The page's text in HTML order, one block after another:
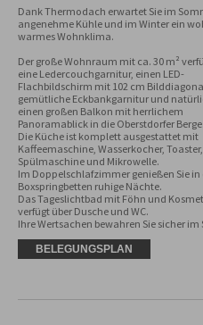
Dank Thermodach erwartet Sie im
angenehme Kühle und im Winter ein
warmes Wohnklima.
Der große Wohnraum mit ca. 30 m²
eine Ledercouchgarnitur, einen LED-
Flachbildschirm mit 102 cm
gemütliche Eckbankgarnitur und
einen großen Balkon mit herrlichem
Panoramablick in die Oberstdorfer Berge.
Die Küche ist komplett ausgestattet mit
Kaffeemaschine, Wasserkocher, Toaster,
Spülmaschine und Mikrowelle.
Im Doppelschlafzimmer genießen Sie in
Boxspringbetten ruhige Nächte.
Das Tageslichtbad mit Föhn und
verfügt über Dusche und WC.
Ihre Wertsachen bewahren Sie sicher im
BELEGUNGSPLAN